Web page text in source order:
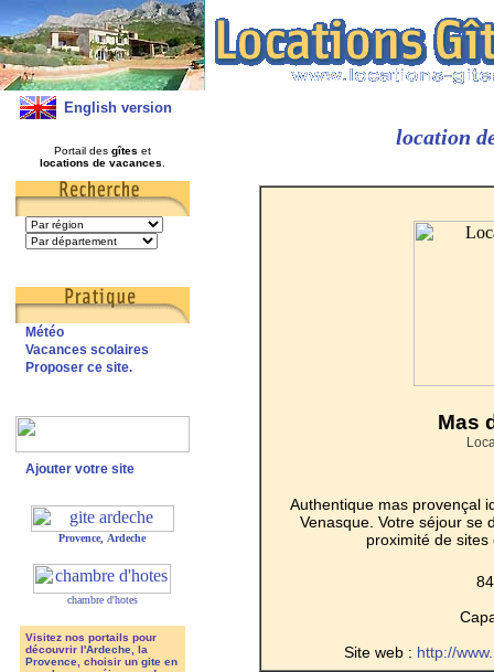
English version
Portail des gîtes et
locations de vacances
Météo
Vacances scolaires
Proposer ce site.
Ajouter votre site
Provence Ardeche
chambre d'hotes
Visitez nos portails pour
découvrir l'Ardeche, la
Provence, choisir un gite en
location
Mas
Authentique mas provençal
Venasque. Votre séjour se
proximité de
Site web : http://